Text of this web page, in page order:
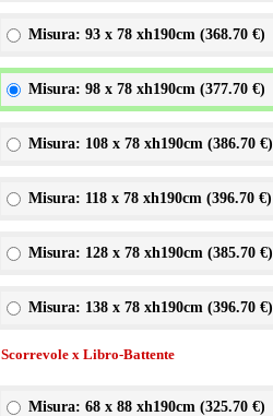
Misura: 93 x 78 xh190cm (368.70 €)
Misura: 98 x 78 xh190cm (377.70 €)
Misura: 108 x 78 xh190cm (386.70 €)
Misura: 118 x 78 xh190cm (396.70 €)
Misura: 128 x 78 xh190cm (385.70 €)
Misura: 138 x 78 xh190cm (396.70 €)
Scorrevole x Libro-Battente
Misura: 68 x 88 xh190cm (325.70 €)